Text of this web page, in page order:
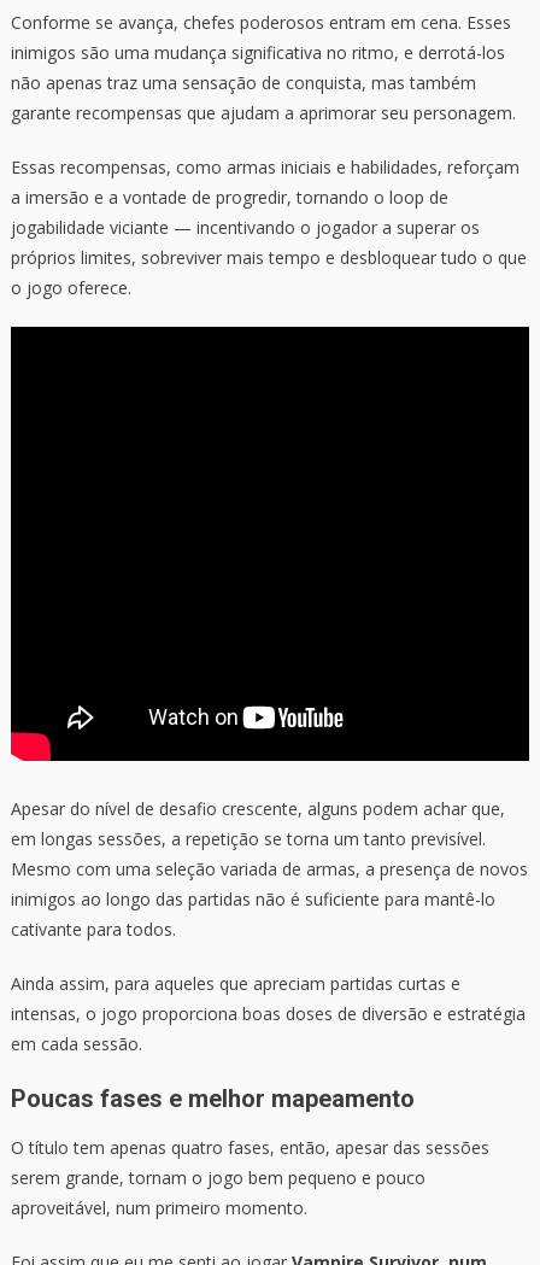
Conforme se avança, chefes poderosos entram em cena. Esses
inimigos são uma mudança significativa no ritmo, e derrotá-los
não apenas traz uma sensação de conquista, mas também
garante recompensas que ajudam a aprimorar seu personagem.
Essas recompensas, como armas iniciais e habilidades, reforçam
a imersão e a vontade de progredir, tornando o loop de
jogabilidade viciante — incentivando o jogador a superar os
próprios limites, sobreviver mais tempo e desbloquear tudo o que
o jogo oferece.
Apesar do nível de desafio crescente, alguns podem achar que,
em longas sessões, a repetição se torna um tanto previsível.
Mesmo com uma seleção variada de armas, a presença de novos
inimigos ao longo das partidas não é suficiente para mantê-lo
cativante para todos.
Ainda assim, para aqueles que apreciam partidas curtas e
intensas, o jogo proporciona boas doses de diversão e estratégia
em cada sessão.
Poucas fases e melhor mapeamento
O título tem apenas quatro fases, então, apesar das sessões
serem grande, tornam o jogo bem pequeno e pouco
aproveitável, num primeiro momento.